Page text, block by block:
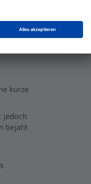
kurze
jedoch
bejaht